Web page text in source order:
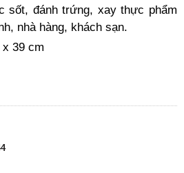
sốt, đánh trứng, xay thực phẩm
nhà hàng, khách sạn.
39 cm